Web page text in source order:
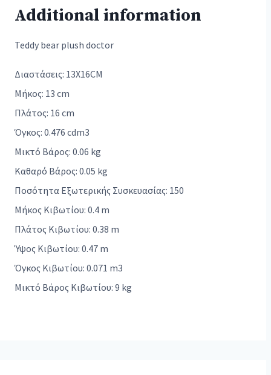
Additional information
Teddy bear plush doctor
Διαστάσεις: 13X16CM
Μήκος: 13 cm
Πλάτος: 16 cm
Όγκος: 0.476 cdm3
Μικτό Βάρος: 0.06 kg
Καθαρό Βάρος: 0.05 kg
Ποσότητα Εξωτερικής Συσκευασίας: 150
Μήκος Κιβωτίου: 0.4 m
Πλάτος Κιβωτίου: 0.38 m
Ύψος Κιβωτίου: 0.47 m
Όγκος Κιβωτίου: 0.071 m3
Μικτό Βάρος Κιβωτίου: 9 kg